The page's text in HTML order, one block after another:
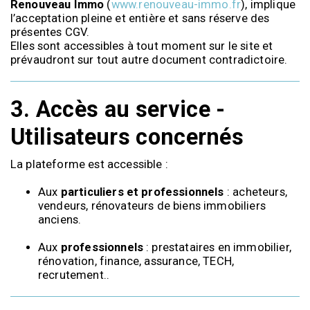
Renouveau Immo (www.renouveau-immo.fr), implique
l’acceptation pleine et entière et sans réserve des
présentes CGV.
Elles sont accessibles à tout moment sur le site et
prévaudront sur tout autre document contradictoire.
3. Accès au service -
Utilisateurs concernés
La plateforme est accessible :
Aux particuliers et professionnels : acheteurs,
vendeurs, rénovateurs de biens immobiliers
anciens.
Aux professionnels : prestataires en immobilier,
rénovation, finance, assurance, TECH,
recrutement..